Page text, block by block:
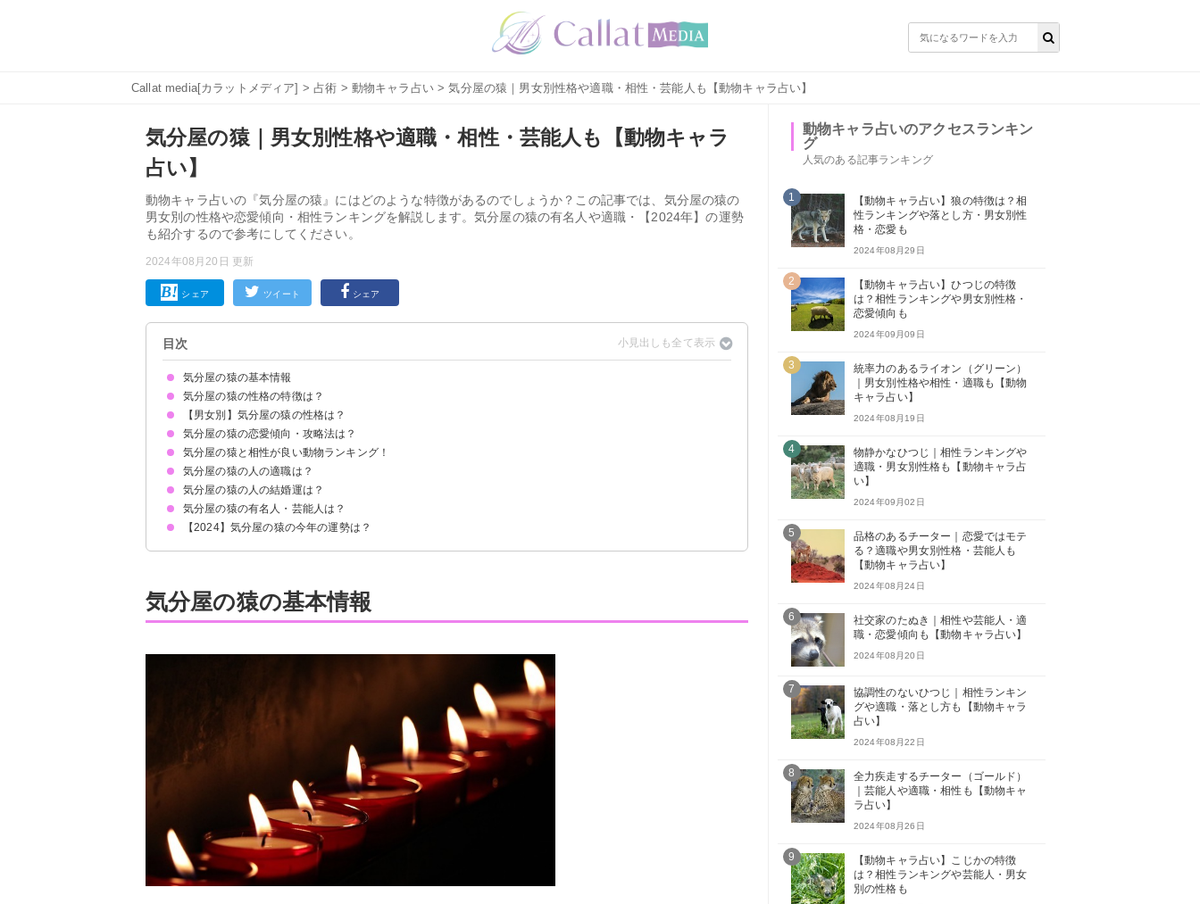
Callat media[カラットメディア] >占術 > 動物キャラ占い> 気分屋の猿｜男女別性格や適職・相性・芸能人も【動物キャラ占い】
気分屋の猿｜男女別性格や適職・相性・芸能人も【動物キャラ
占い】
動物キャラ占いの『気分屋の猿』にはどのような特徴があるのでしょうか？この記事では、気分屋の猿の
男女別の性格や恋愛傾向・相性ランキングを解説します。気分屋の猿の有名人や適職・【2024年】の運勢
も紹介するので参考にしてください。
2024年08月20日 更新
シェア ツイート シェア
目次
気分屋の猿の基本情報
気分屋の猿の性格の特徴は？
①感受性豊かでセンス抜群
②社交的
③観察力が高い
④争いごとは苦手
⑤実はプライドが高め
【男女別】気分屋の猿の性格は？
気分屋の猿の男性の性格の特徴
気分屋の猿の女性の性格の特徴
気分屋の猿の恋愛傾向・攻略法は？
好きなタイプ
攻略法・落とし方
気分屋の猿と相性が良い動物ランキング！
5位：強い意志をもったこじか
4位：感情豊かな黒ひょう
3位：面倒見のいい黒ひょう
2位：大器晩成のたぬき
1位：チャレンジ精神の旺盛なひつじ
気分屋の猿の人の適職は？
気分屋の猿の人の結婚運は？
気分屋の猿の有名人・芸能人は？
【2024】気分屋の猿の今年の運勢は？
気分屋の猿の基本情報
動物キャラ占いのアクセスランキン
グ
人気のある記事ランキング
1
【動物キャラ占い】狼の特徴は？相
性ランキングや落とし方・男女別性
格・恋愛も
2024年08月29日
2
【動物キャラ占い】ひつじの特徴
は？相性ランキングや男女別性格・
恋愛傾向も
2024年09月09日
3
統率力のあるライオン（グリーン）
｜男女別性格や相性・適職も【動物
キャラ占い】
2024年08月19日
4
物静かなひつじ｜相性ランキングや
適職・男女別性格も【動物キャラ占
い】
2024年09月02日
5
品格のあるチーター｜恋愛ではモテ
る？適職や男女別性格・芸能人も
【動物キャラ占い】
2024年08月24日
6
社交家のたぬき｜相性や芸能人・適
職・恋愛傾向も【動物キャラ占い】
2024年08月20日
7
協調性のないひつじ｜相性ランキン
グや適職・落とし方も【動物キャラ
占い】
2024年08月22日
8
全力疾走するチーター（ゴールド）
｜芸能人や適職・相性も【動物キャ
ラ占い】
2024年08月26日
9
【動物キャラ占い】こじかの特徴
は？相性ランキングや芸能人・男女
別の性格も